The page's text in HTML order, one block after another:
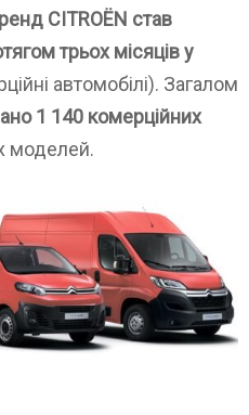
CITROЁN став
трьох місяців у
автомобілі). Загалом
1 140 комерційних
моделей.